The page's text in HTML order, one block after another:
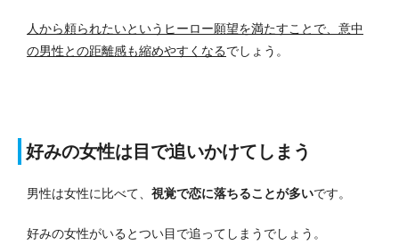
人から頼られたいというヒーロー願望を満たすことで、意中
の男性との距離感も縮めやすくなるでしょう。
好みの女性は目で追いかけてしまう
男性は女性に比べて、 視覚で恋に落ちることが多いです。
好みの女性がいるとつい目で追ってしまうでしょう。